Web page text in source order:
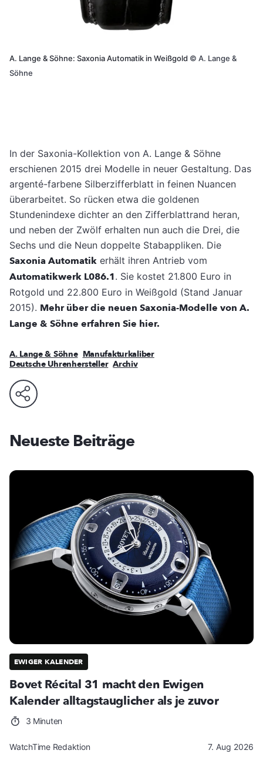
A. Lange & Söhne: Saxonia Automatik in Weißgold © A. Lange &
Söhne
In der Saxonia-Kollektion von A. Lange & Söhne
erschienen 2015 drei Modelle in neuer Gestaltung. Das
argenté-farbene Silberzifferblatt in feinen Nuancen
überarbeitet. So rücken etwa die goldenen
Stundenindexe dichter an den Zifferblattrand heran,
und neben der Zwölf erhalten nun auch die Drei, die
Sechs und die Neun doppelte Stabappliken. Die
Saxonia Automatik erhält ihren Antrieb vom
Automatikwerk L086.1. Sie kostet 21.800 Euro in
Rotgold und 22.800 Euro in Weißgold (Stand Januar
2015). Mehr über die neuen Saxonia-Modelle von A.
Lange & Söhne erfahren Sie hier.
A. Lange & Söhne Manufakturkaliber
Deutsche Uhrenhersteller Archiv
Neueste Beiträge
EWIGER KALENDER
Bovet Récital 31 macht den Ewigen
Kalender alltagstauglicher als je zuvor
3 Minuten
WatchTime Redaktion 7. Aug 2026